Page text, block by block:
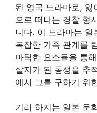
된 영국 드라마로, 잃
으로 떠나는 경찰 형
니다. 이 드라마는 일
복잡한 가족 관계를
마틱한 요소들을 통
살자가 된 동생을 추
에서 그를 구하기 위
기리 하지는 일본 문